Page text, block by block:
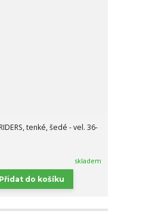
tenké, šedé - vel. 36-
skladem
Přidat do košíku